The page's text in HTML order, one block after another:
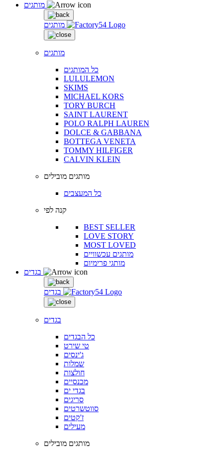
מותגים
מותגים
כל המותגים
LULULEMON
SKIMS
MICHAEL KORS
TORY BURCH
SAINT LAURENT
POLO RALPH LAUREN
DOLCE & GABBANA
BOTTEGA VENETA
TOMMY HILFIGER
CALVIN KLEIN
מותגים מובילים
כל המעצבים
קנה לפי
BEST SELLER
LOVE STORY
MOST LOVED
מותגים עכשוויים
מותגי פרימיום
בגדים
בגדים
כל הבגדים
טי שירט
ג'ינסים
שמלות
חולצות
מכנסיים
בגדי ים
סריגים
סווטשרטים
ז'קטים
מעילים
מותגים מובילים